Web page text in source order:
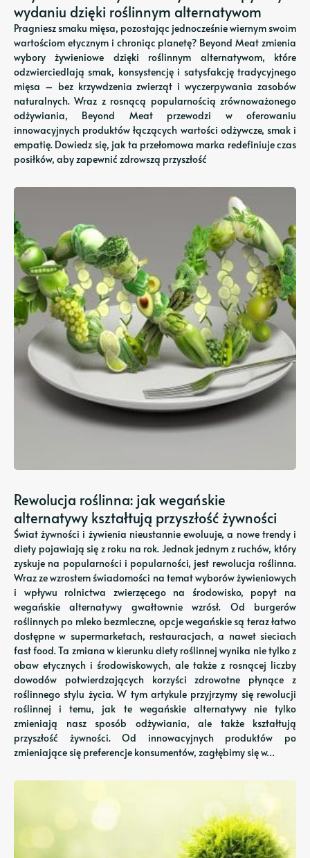
wydaniu dzięki roślinnym alternatywom
Pragniesz smaku mięsa, pozostając jednocześnie wiernym swoim
wartościom etycznym i chroniąc planetę? Beyond Meat zmienia
wybory żywieniowe dzięki roślinnym alternatywom, które
odzwierciedlają smak, konsystencję i satysfakcję tradycyjnego
mięsa – bez krzywdzenia zwierząt i wyczerpywania zasobów
naturalnych. Wraz z rosnącą popularnością zrównoważonego
odżywiania, Beyond Meat przewodzi w oferowaniu
innowacyjnych produktów łączących wartości odżywcze, smak i
empatię. Dowiedz się, jak ta przełomowa marka redefiniuje czas
posiłków, aby zapewnić zdrowszą przyszłość
Rewolucja roślinna: jak wegańskie
alternatywy kształtują przyszłość żywności
Świat żywności i żywienia nieustannie ewoluuje, a nowe trendy i
diety pojawiają się z roku na rok. Jednak jednym z ruchów, który
zyskuje na popularności i popularności, jest rewolucja roślinna.
Wraz ze wzrostem świadomości na temat wyborów żywieniowych
i wpływu rolnictwa zwierzęcego na środowisko, popyt na
wegańskie alternatywy gwałtownie wzrósł. Od burgerów
roślinnych po mleko bezmleczne, opcje wegańskie są teraz łatwo
dostępne w supermarketach, restauracjach, a nawet sieciach
fast food. Ta zmiana w kierunku diety roślinnej wynika nie tylko z
obaw etycznych i środowiskowych, ale także z rosnącej liczby
dowodów potwierdzających korzyści zdrowotne płynące z
roślinnego stylu życia. W tym artykule przyjrzymy się rewolucji
roślinnej i temu, jak te wegańskie alternatywy nie tylko
zmieniają nasz sposób odżywiania, ale także kształtują
przyszłość żywności. Od innowacyjnych produktów po
zmieniające się preferencje konsumentów, zagłębimy się w…